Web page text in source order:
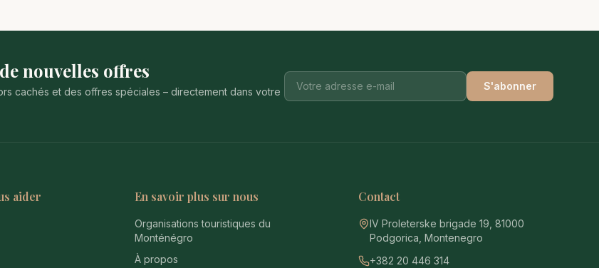
nouvelles offres
cachés et des offres spéciales – directement dans votre
S'abonner
aider En savoir plus sur nous
Organisations touristiques du
Monténégro
À propos
Contact
IV Proleterske brigade 19, 81000
Podgorica, Montenegro
+382 20 446 314